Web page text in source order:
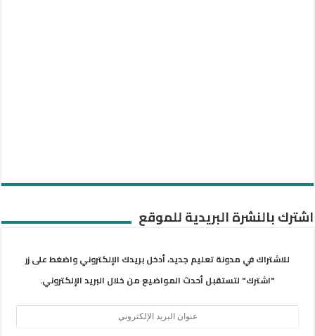
اشترك بالنشرة البريدية للموقع
للاشتراك في مدونة تعليم جديد، أدخل بريدك الإلكتروني واضغط على زر
"اشترك" لتستقبل أحدث المواضيع من خلال البريد الإلكتروني.